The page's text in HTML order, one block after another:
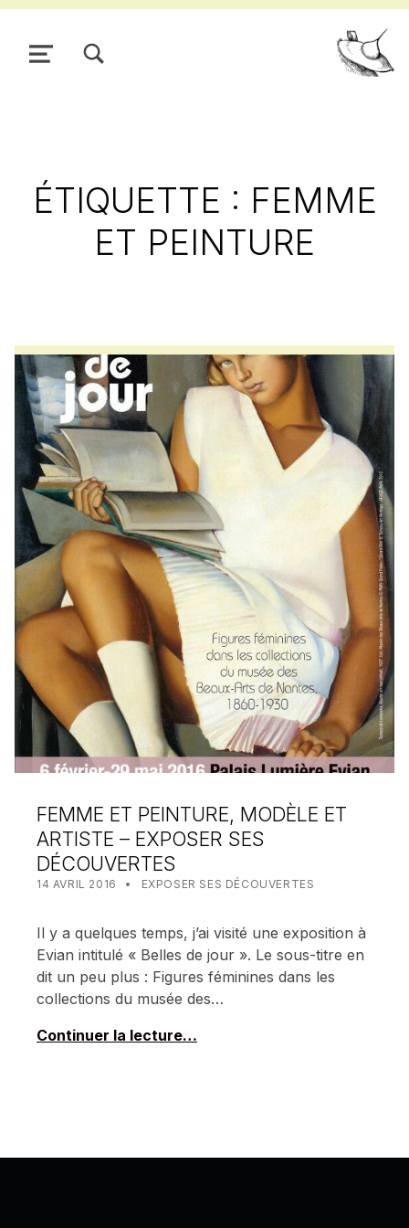
Pour
MENU
ÉTIQUETTE : FEMME
ET PEINTURE
FEMME ET PEINTURE, MODÈLE ET
ARTISTE – EXPOSER SES
DÉCOUVERTES
POSTED ON:
14 AVRIL 2016 WRITTEN BY:
MEALIN
CATEGORIZED IN:
EXPOSER SES DÉCOUVERTES
Il y a quelques temps, j’ai visité une exposition à
Evian intitulé « Belles de jour ». Le sous-titre en
dit un peu plus : Figures féminines dans les
collections du musée des…
Continuer la lecture…